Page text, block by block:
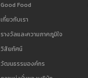
Good Food
เกี่ยวกับเรา
รางวัลและความภาคภูมิใจ
วิสัยทัศน์
วัฒนธรรมองค์กร